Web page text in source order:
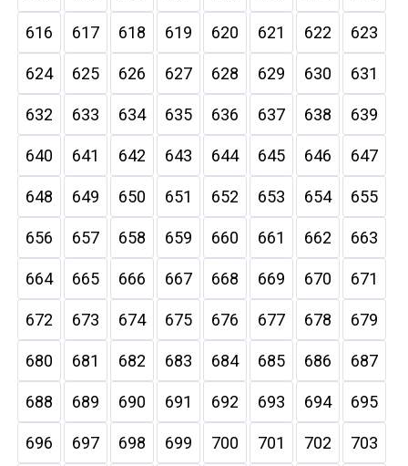
616 617 618 619 620 621 622 623
624 625 626 627 628 629 630 631
632 633 634 635 636 637 638 639
640 641 642 643 644 645 646 647
648 649 650 651 652 653 654 655
656 657 658 659 660 661 662 663
664 665 666 667 668 669 670 671
672 673 674 675 676 677 678 679
680 681 682 683 684 685 686 687
688 689 690 691 692 693 694 695
696 697 698 699 700 701 702 703